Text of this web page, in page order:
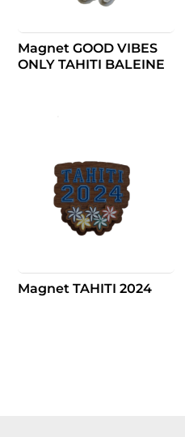
Magnet GOOD VIBES
ONLY TAHITI BALEINE
Magnet TAHITI 2024